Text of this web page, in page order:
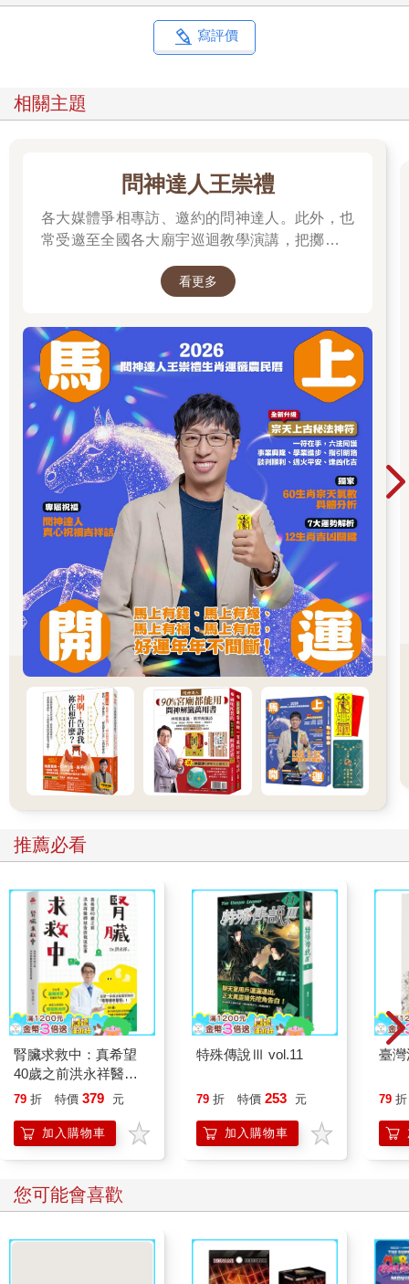
那是一位長頭髮的年輕女性。不過她低著頭，長相看不清楚，而
且在那位女性走完樓梯的前一刻，我就醒了。
從那天起，我隔幾天就會夢見一模一樣的夢。雖然多少覺得有點
大概過了一個月後，夢的內容開始有些許轉變。
軋聲緩緩走近，來到我的房間前面，直挺挺地定住不動。
接著她先將頭轉向我對面的房間，身體才跟著轉過去，正面朝向
對面中川先生的房間。
下一刻，女性輕聲喚「中川先生、中川先生」，右手開始敲門。
一陣子後，叫「中川先生、中川先生」的聲音逐漸大了起來，敲
門的右手臂也開始加重力道。那已經不是在敲門，是在咚咚咚地
了。
沒多久，那位女性或許是累了，很失落似地雙手無力垂下，並且
像肩膀緊繃時那樣開始轉起脖子。這時，那位女性驀地抬頭望向
天花板，和我四目相接。「嚇死我了。」我感到害怕的那一刻，
就從夢中驚醒了過來。
我醒來時，不僅心臟噗通噗通直跳，還滿身大汗。打開房裡的電
燈，瞥向時鐘。時間是凌晨四點多。
我不敢再躺回去睡覺，就一直熬到要上班的時間，直接出門工作
了。但實在睡太少，下班時我睏得不得了。
回到房間後，我連晚餐都沒吃就躺到床上了。不過一想起凌晨那
個恐怖的夢境，就又從床上爬起來，出門去吃飯。
我在附近的日式食堂用完餐後，還是不敢回房間睡覺，只好跑去
附近二十四小時營業的漢堡店。才剛在吧檯座位坐下來，我就直
接趴在桌上睡著了。
結果在這裡也同樣作了那個夢，夢到一半我就醒過來了。「再這
樣下去身體會搞壞，不過就是一個夢而已。」走回宿舍的路上，
我不斷這樣跟自己說。
回房後，我開著燈躺到床上，大概是真的累壞了，立刻就進入了
夢鄉。
又作了那個夢。這次的視角也是走廊的天花板。然後，平常那位
女性緩緩地在走廊上前進。
她來到我的房間前面，轉身面向中川先生的房間，果然又開始敲
和上次一樣，那位女性朝中川先生的房間不停呼喚「中川先生、
中川先生」，抬手敲門。敲門聲逐漸變大，敲門的手勁也逐漸加
沒多久，她累了似地開始轉動脖子，不過這次沒有和我對上眼
「喂，中川！你差不多一點，給我開門──」
她一面喊，一面掄起拳頭，一次、又一次重捶門板。
「喂，你有聽到嗎？快點開門，中川──」
她喊得太大聲，聲音開始沙啞，後來還摻雜了哭聲。
「中──川──先──生──嗚哇啊──」
她嚎啕大哭，全身虛脫似地蹲到地上。
「你為什麼不開門？要怎麼樣你才願意開門？」
我不知怎地開始有點同情她。而一直盯著她看，我發現到一件
事。
中川先生的名牌背後原本應該是一扇門，現在卻空無一物。她以
為是中川先生房門而敲個不停的位置，現在只是一道牆壁。她不
放聲大哭一陣子後，在中川先生的名牌下方，那位女性背倚著
牆，雙臂環抱膝蓋坐到地上。
她哭喊了好幾遍，頭不停朝各方向甩動。我覺得她實在太可憐
了，內心的恐懼頓時煙消雲散，甚至都想向她搭話了。
「嗚嗚嗚，我這麼希望你開門……嗚嗚嗚。」她一面哭一面甩
頭。突然，她停下甩頭的動作，維持雙手抱膝的姿勢，抬頭往斜
上方看，像是發現什麼似地猛然站起身。
寫評價
相關主題
問神達人王崇禮
各大媒體爭相專訪、邀約的問神達人。此外，也
常受邀至全國各大廟宇巡迴教學演講，把擲筊、
看更多
推薦必看
腎臟求救中：真希望
40歲之前洪永祥醫師
就告訴我這些事
79 折 特價 379 元
加入購物車
特殊傳說Ⅲ vol.11
79 折 特價 253 元
加入購物車
臺
79 折
您可能會喜歡